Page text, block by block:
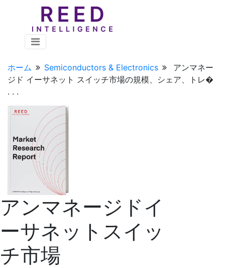
ホーム Semiconductors & Electronics
アンマネー
ジド イーサネット スイッチ市場の規模、シェア、トレ�
. . .
アンマネージドイ
ーサネットスイッ
チ市場